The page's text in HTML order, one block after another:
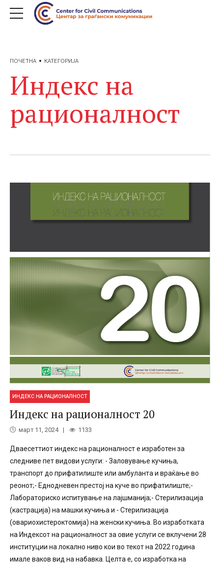
ПОЧЕТНА КАТЕГОРИЈА
Индекс на
рационалност
ИНДЕКС НА РАЦИОНАЛНОСТ
Индекс на рационалност 20
март 11, 2024 1133
Дваесеттиот индекс на рационалност е изработен за
следниве пет видови услуги: - Заловување кучиња,
транспорт до прифатилиште или амбуланта и враќање во
реонот;- Еднодневен престој на куче во прифатилиште;-
Лабораториско испитување на лајшманија;- Стерилизација
(кастрација) на машки кучиња и - Стерилизација
(овариохистероктомија) на женски кучиња. Во изработката
на Индексот на рационалност за овие услуги се вклучени 28
институции на локално ниво кои во текот на 2022 година
имале ваков вид на набавка. Целта е, со изработка на